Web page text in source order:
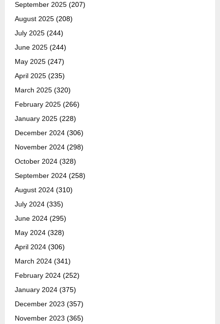
September 2025 (207)
August 2025 (208)
July 2025 (244)
June 2025 (244)
May 2025 (247)
April 2025 (235)
March 2025 (320)
February 2025 (266)
January 2025 (228)
December 2024 (306)
November 2024 (298)
October 2024 (328)
September 2024 (258)
August 2024 (310)
July 2024 (335)
June 2024 (295)
May 2024 (328)
April 2024 (306)
March 2024 (341)
February 2024 (252)
January 2024 (375)
December 2023 (357)
November 2023 (365)